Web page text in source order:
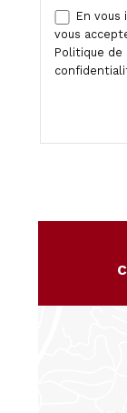
En vous
vous
Politique de